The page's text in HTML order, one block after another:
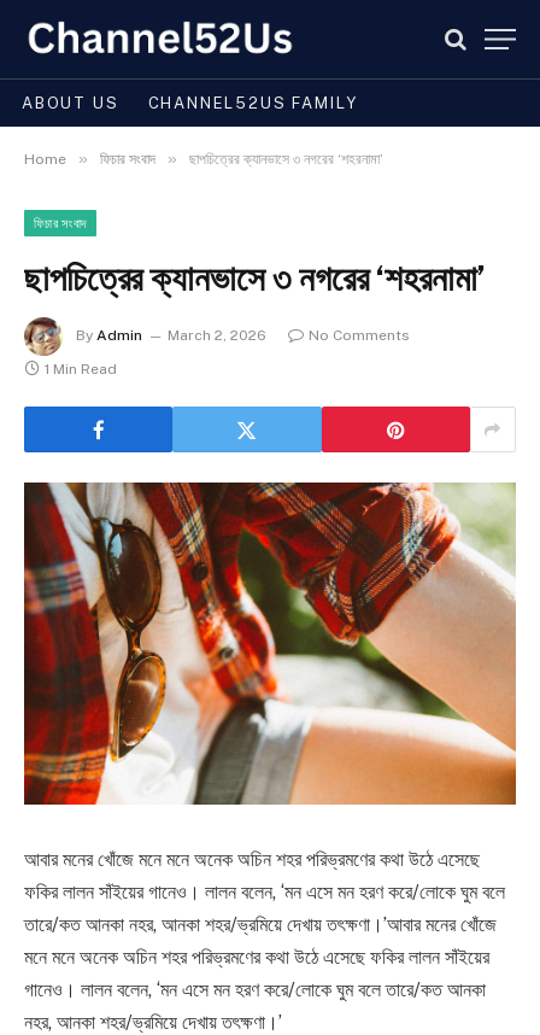
ABOUT US CHANNEL52US FAMILY
Home » ফিচার সংবাদ » ছাপচিত্রের ক্যানভাসে ৩ নগরের ‘শহরনামা’
ফিচার সংবাদ
ছাপচিত্রের ক্যানভাসে ৩ নগরের ‘শহরনামা’
By Admin March 2, 2026
No Comments
1 Min Read
আবার মনের খোঁজে মনে মনে অনেক অচিন শহর পরিভ্রমণের কথা উঠে এসেছে
ফকির লালন সাঁইয়ের গানেও। লালন বলেন, ‘মন এসে মন হরণ করে/লোকে ঘুম বলে
তারে/কত আনকা নহর, আনকা শহর/ভ্রমিয়ে দেখায় তৎক্ষণা।’আবার মনের খোঁজে
মনে মনে অনেক অচিন শহর পরিভ্রমণের কথা উঠে এসেছে ফকির লালন সাঁইয়ের
গানেও। লালন বলেন, ‘মন এসে মন হরণ করে/লোকে ঘুম বলে তারে/কত আনকা
নহর, আনকা শহর/ভ্রমিয়ে দেখায় তৎক্ষণা।’